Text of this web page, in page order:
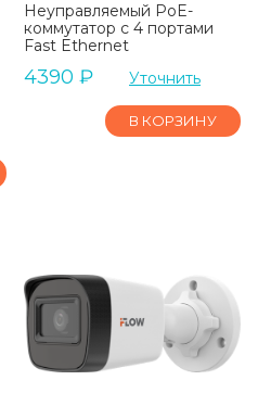
Неуправляемый PoE-
коммутатор с 4 портами
Fast Ethernet
4390 ₽ Уточнить
В КОРЗИНУ